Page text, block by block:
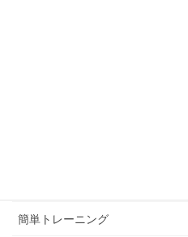
簡単トレーニング